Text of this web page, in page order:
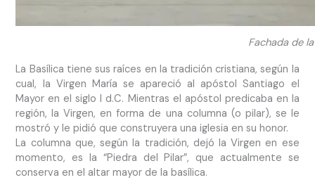
Fachada de
La Basílica tiene sus raíces en la tradición cristiana, según la
cual, la Virgen María se apareció al apóstol Santiago el
Mayor en el siglo I d.C. Mientras el apóstol predicaba en la
región, la Virgen, en forma de una columna (o pilar), se le
mostró y le pidió que construyera una iglesia en su honor.
La columna que, según la tradición, dejó la Virgen en ese
momento, es la “Piedra del Pilar”, que actualmente se
conserva en el altar mayor de la basílica.